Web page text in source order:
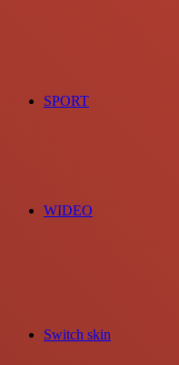
SPORT
WIDEO
Switch skin